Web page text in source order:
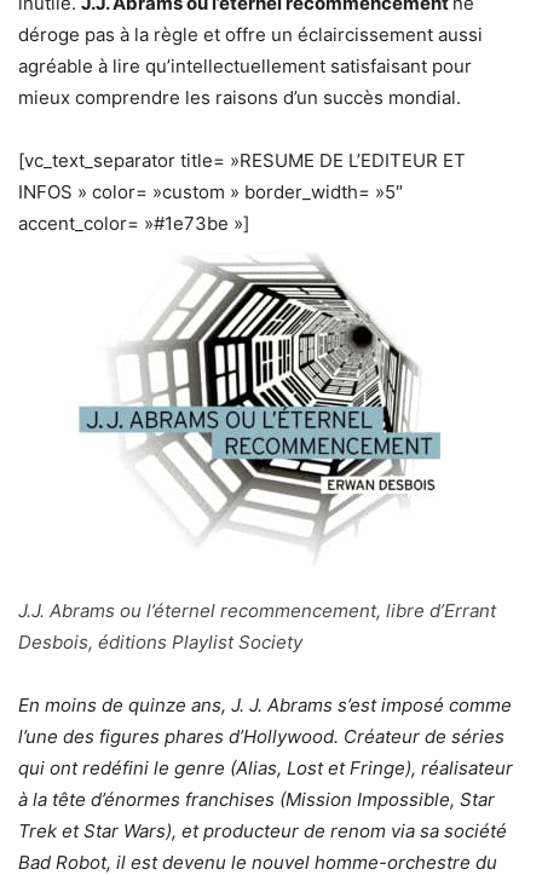
déroge pas à la règle et offre un éclaircissement aussi
agréable à lire qu’intellectuellement satisfaisant pour
mieux comprendre les raisons d’un succès mondial.
[vc_text_separator title= »RESUME DE L’EDITEUR ET
INFOS » color= »custom » border_width= »5″
accent_color= »#1e73be »]
J.J. Abrams ou l’éternel recommencement, libre d’Errant
Desbois, éditions Playlist Society
En moins de quinze ans, J. J. Abrams s’est imposé comme
l’une des figures phares d’Hollywood. Créateur de séries
qui ont redéfini le genre (Alias, Lost et Fringe), réalisateur
à la tête d’énormes franchises (Mission Impossible, Star
Trek et Star Wars), et producteur de renom via sa société
Bad Robot, il est devenu le nouvel homme-orchestre du